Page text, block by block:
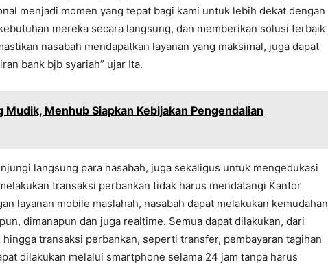
menjadi momen yang tepat bagi kami untuk lebih dekat dengan
mereka secara langsung, dan memberikan solusi terbaik
nasabah mendapatkan layanan yang maksimal, juga dapat
bank bjb syariah” ujar Ita.
Mudik, Menhub Siapkan Kebijakan Pengendalian
langsung para nasabah, juga sekaligus untuk mengedukasi
transaksi perbankan tidak harus mendatangi Kantor
layanan mobile maslahah, nasabah dapat melakukan kemudahan
dimanapun dan juga realtime. Semua dapat dilakukan, dari
transaksi perbankan, seperti transfer, pembayaran tagihan
dilakukan melalui smartphone selama 24 jam tanpa harus